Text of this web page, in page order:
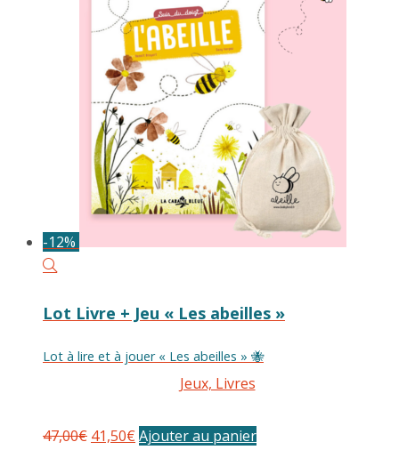
était :
30,00€.
est :
25,50€.
-12%
Lot Livre + Jeu « Les abeilles »
Lot à lire et à jouer « Les abeilles » 🐝
Jeux, Livres
47,00€ Le
41,50€ Le
Ajouter au panier